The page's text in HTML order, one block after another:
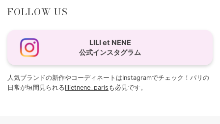
FOLLOW US
LILI et NENE
公式インスタグラム
人気ブランドの新作やコーディネートはInstagramでチェック！パリの
日常が垣間見られるlilietnene_paris も必見です。